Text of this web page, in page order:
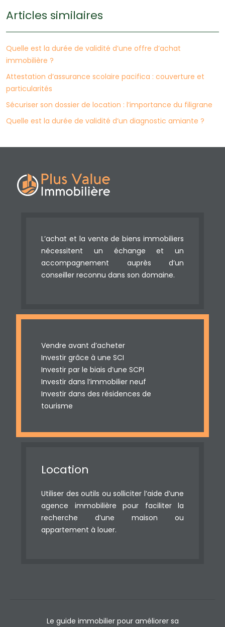
Articles similaires
Quelle est la durée de validité d’une offre d’achat
immobilière ?
Attestation d’assurance scolaire pacifica : couverture et
particularités
Sécuriser son dossier de location : l’importance du filigrane
Quelle est la durée de validité d’un diagnostic amiante ?
L’achat et la vente de biens immobiliers
nécessitent un échange et un
accompagnement auprès d’un
conseiller reconnu dans son domaine.
Vendre avant d’acheter
Investir grâce à une SCI
Investir par le biais d’une SCPI
Investir dans l’immobilier neuf
Investir dans des résidences de
tourisme
Location
Utiliser des outils ou solliciter l’aide d’une
agence immobilière pour faciliter la
recherche d’une maison ou
appartement à louer.
Le guide immobilier pour améliorer sa